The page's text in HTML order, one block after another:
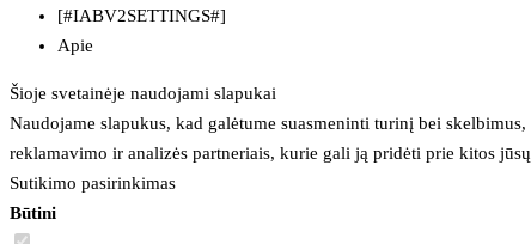
[#IABV2SETTINGS#]
Apie
Šioje svetainėje naudojami slapukai
Naudojame slapukus, kad galėtume suasmeninti turinį bei
reklamavimo ir analizės partneriais, kurie gali ją pridėti prie kitos
Sutikimo pasirinkimas
Būtini